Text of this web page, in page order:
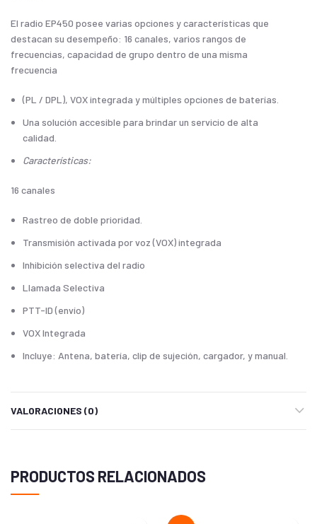
El radio EP450 posee varias opciones y características que
destacan su desempeño: 16 canales, varios rangos de
frecuencias, capacidad de grupo dentro de una misma
frecuencia
(PL / DPL), VOX integrada y múltiples opciones de baterías.
Una solución accesible para brindar un servicio de alta
calidad.
Características:
16 canales
Rastreo de doble prioridad.
Transmisión activada por voz (VOX) integrada
Inhibición selectiva del radio
Llamada Selectiva
PTT-ID (envío)
VOX Integrada
Incluye: Antena, batería, clip de sujeción, cargador, y manual.
VALORACIONES (0)
PRODUCTOS RELACIONADOS